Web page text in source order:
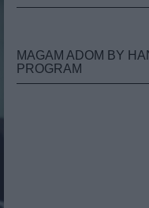
MAGAM ADOM BY
PROGRAM